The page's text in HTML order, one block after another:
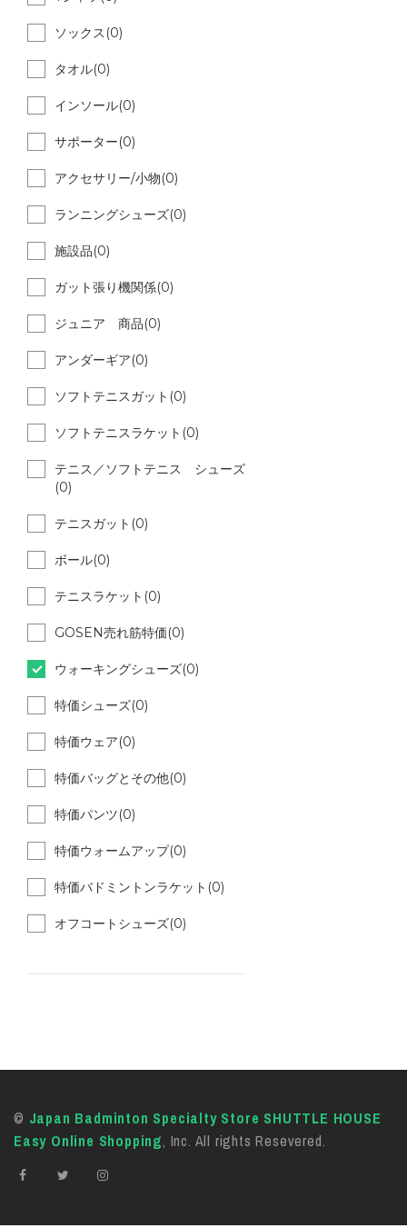
ソックス(0)
タオル(0)
インソール(0)
サポーター(0)
アクセサリー/小物(0)
ランニングシューズ(0)
施設品(0)
ガット張り機関係(0)
ジュニア 商品(0)
アンダーギア(0)
ソフトテニスガット(0)
ソフトテニスラケット(0)
テニス／ソフトテニス シューズ
(0)
テニスガット(0)
ボール(0)
テニスラケット(0)
GOSEN売れ筋特価(0)
ウォーキングシューズ(0)
特価シューズ(0)
特価ウェア(0)
特価バッグとその他(0)
特価パンツ(0)
特価ウォームアップ(0)
特価バドミントンラケット(0)
オフコートシューズ(0)
© Japan Badminton Specialty Store SHUTTLE HOUSE
Easy Online Shopping, Inc. All rights Resevered.